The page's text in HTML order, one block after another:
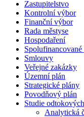
Zastupitelstvo
Kontrolní výbor
Finanční výbor
Rada městyse
Hospodaření
Smlouvy
Veřejné zakázky
Územní plán
Strategické plány
Povodňový plán
Studie
Analytická